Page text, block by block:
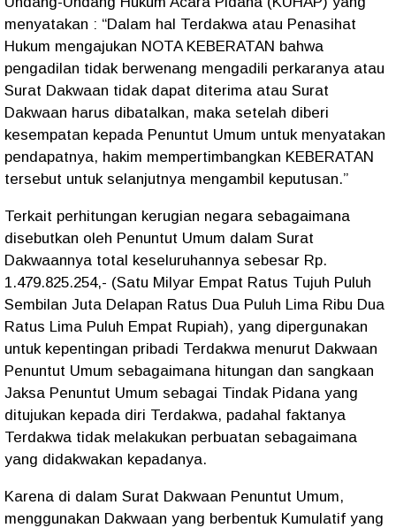
menyatakan : “Dalam hal Terdakwa atau Penasihat
Hukum mengajukan NOTA KEBERATAN bahwa
pengadilan tidak berwenang mengadili perkaranya atau
Surat Dakwaan tidak dapat diterima atau Surat
Dakwaan harus dibatalkan, maka setelah diberi
kesempatan kepada Penuntut Umum untuk menyatakan
pendapatnya, hakim mempertimbangkan KEBERATAN
tersebut untuk selanjutnya mengambil keputusan.”
Terkait perhitungan kerugian negara sebagaimana
disebutkan oleh Penuntut Umum dalam Surat
Dakwaannya total keseluruhannya sebesar Rp.
1.479.825.254,- (Satu Milyar Empat Ratus Tujuh Puluh
Sembilan Juta Delapan Ratus Dua Puluh Lima Ribu Dua
Ratus Lima Puluh Empat Rupiah), yang dipergunakan
untuk kepentingan pribadi Terdakwa menurut Dakwaan
Penuntut Umum sebagaimana hitungan dan sangkaan
Jaksa Penuntut Umum sebagai Tindak Pidana yang
ditujukan kepada diri Terdakwa, padahal faktanya
Terdakwa tidak melakukan perbuatan sebagaimana
yang didakwakan kepadanya.
Karena di dalam Surat Dakwaan Penuntut Umum,
menggunakan Dakwaan yang berbentuk Kumulatif yang